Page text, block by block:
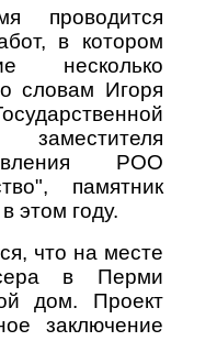
проводится
в котором
несколько
словам Игоря
РОО
памятник
этом году.
что на месте
в Перми
дом. Проект
заключение